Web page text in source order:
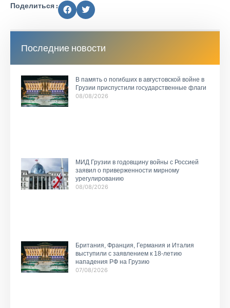
Поделиться :
Последние новости
В память о погибших в августовской войне в
Грузии приспустили государственные флаги
08/08/2026
МИД Грузии в годовщину войны с Россией
заявил о приверженности мирному
урегулированию
08/08/2026
Британия, Франция, Германия и Италия
выступили с заявлением к 18-летию
нападения РФ на Грузию
07/08/2026